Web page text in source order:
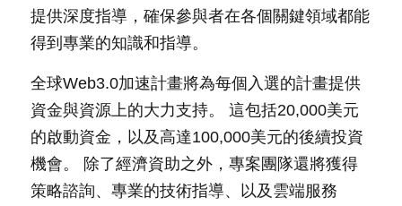
提供深度指導，確保參與者在各個關鍵領域都能
得到專業的知識和指導。
全球Web3.0加速計畫將為每個入選的計畫提供
資金與資源上的大力支持。 這包括20,000美元
的啟動資金，以及高達100,000美元的後續投資
機會。 除了經濟資助之外，專案團隊還將獲得
策略諮詢、專業的技術指導、以及雲端服務